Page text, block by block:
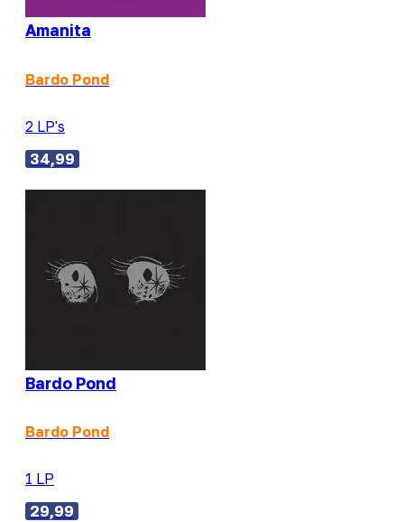
Amanita
Bardo Pond
2 LP's
34,99
Bardo Pond
Bardo Pond
1 LP
29,99